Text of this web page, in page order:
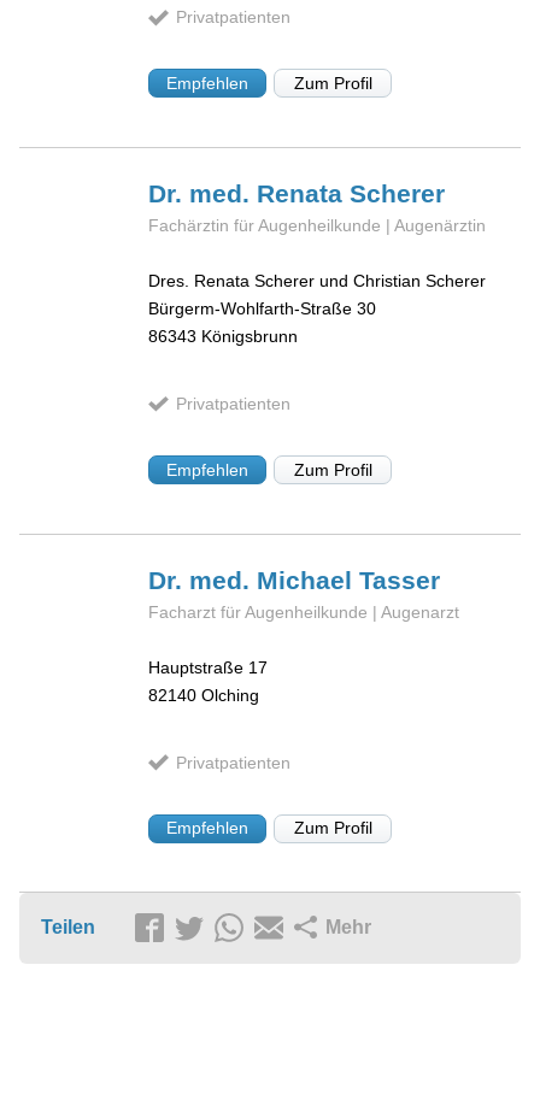
Privatpatienten
Empfehlen Zum Profil
Dr. med. RenataScherer
Fachärztin für Augenheilkunde | Augenärztin
Dres. Renata Scherer und Christian Scherer
Bürgerm-Wohlfarth-Straße 30
86343 Königsbrunn
Privatpatienten
Empfehlen Zum Profil
Dr. med. MichaelTasser
Facharzt für Augenheilkunde | Augenarzt
Hauptstraße 17
82140 Olching
Privatpatienten
Empfehlen Zum Profil
Teilen Mehr